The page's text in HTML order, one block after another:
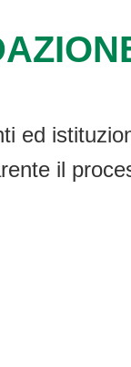
ed
il